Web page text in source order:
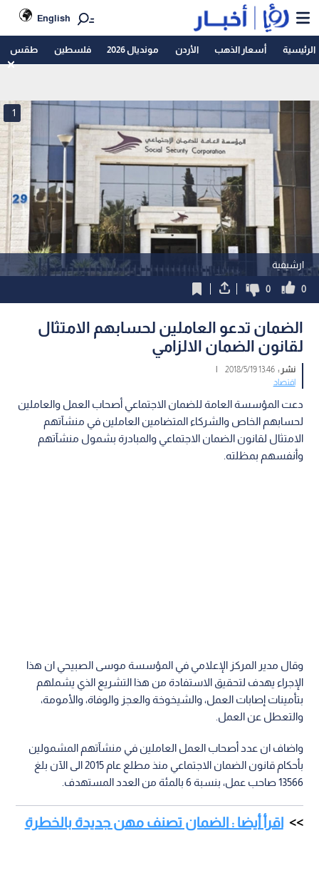
English
الرئيسية أسعار الذهب الأردن مونديال 2026 فلسطين طقس
ارشيفية
1
0
0
‎الضمان تدعو العاملين لحسابهم الامتثال
لقانون الضمان الالزامي
نشر :13:46 2018/5/19
|
اقتصاد
دعت المؤسسة العامة للضمان الاجتماعي أصحاب العمل والعاملين
لحسابهم الخاص والشركاء المتضامين العاملين في منشآتهم
الامتثال لقانون الضمان الاجتماعي والمبادرة بشمول منشآتهم
وأنفسهم بمظلته.
وقال مدير المركز الإعلامي في المؤسسة موسى الصبيحي ان هذا
الإجراء يهدف لتحقيق الاستفادة من هذا التشريع الذي يشملهم
بتأمينات إصابات العمل، والشيخوخة والعجز والوفاة، والأمومة،
والتعطل عن العمل.
واضاف ان عدد أصحاب العمل العاملين في منشآتهم المشمولين
بأحكام قانون الضمان الاجتماعي منذ مطلع عام 2015 الى الآن بلغ
13566 صاحب عمل، بنسبة 6 بالمئة من العدد المستهدف.
اقرأ أيضا : الضمان تصنف مهن جديدة بالخطرة